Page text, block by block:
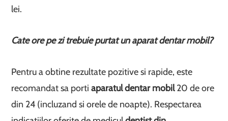
lei.
Cate ore pe zi trebuie purtat un aparat dentar mobil?
Pentru a obtine rezultate pozitive si rapide, este
recomandat sa portiaparatul dentar mobil20 de ore
din 24 (incluzand si orele de noapte). Respectarea